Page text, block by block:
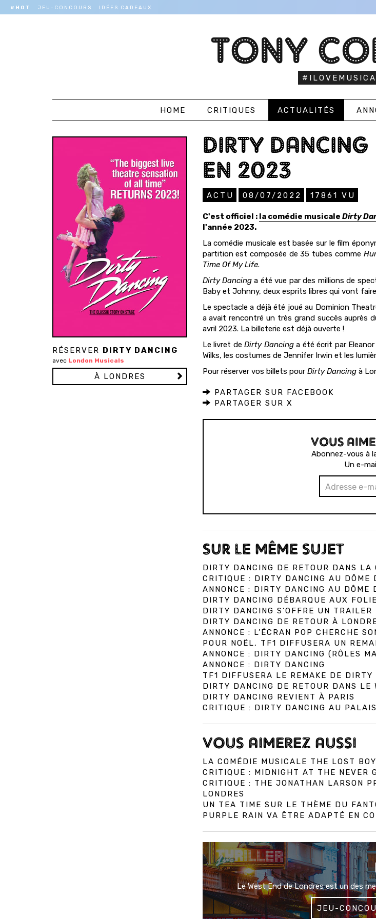
#HOT JEU-CONCOURS IDÉES CADEAUX
TONY
HOME CRITIQUES ACTUALITÉS
RÉSERVER DIRTY DANCING
avec London Musicals
À LONDRES
DIRTY
EN 2023
ACTU 08/07/2022 17861 VU
C'est officiel : la comédie musicale Dirty
l'année 2023.
La comédie musicale est basée sur le film
partition est composée de 35 tubes comme
Time Of My Life.
Dirty Dancinga été vue par des millions de
Baby et Johnny, deux esprits libres qui vont
Le spectacle a déjà été joué au Dominion
a avait rencontré un très grand succès auprès
avril 2023. La billeterie est déjà ouverte !
Le livret de Dirty Dancinga été écrit par
Wilks, les costumes de Jennifer Irwin et les
Pour réserver vos billets pour Dirty Dancingà
PARTAGER SUR FACEBOOK
PARTAGER SUR X
VOUS
Abonnez-vous à
Un e-
SUR LE MÊME SUJET
DIRTY DANCING DE RETOUR DANS
CRITIQUE : DIRTY DANCING AU DÔME
ANNONCE : DIRTY DANCING AU DÔME
DIRTY DANCING DÉBARQUE AUX
DIRTY DANCING S'OFFRE UN TRAILER
DIRTY DANCING DE RETOUR À
ANNONCE : L’ÉCRAN POP CHERCHE
POUR NOËL, TF1 DIFFUSERA UN
ANNONCE : DIRTY DANCING (RÔLES
ANNONCE : DIRTY DANCING
TF1 DIFFUSERA LE REMAKE DE DIRTY
DIRTY DANCING DE RETOUR DANS LE
DIRTY DANCING REVIENT À PARIS
CRITIQUE : DIRTY DANCING AU
VOUS AIMEREZ AUSSI
LA COMÉDIE MUSICALE THE LOST
CRITIQUE : MIDNIGHT AT THE NEVER
CRITIQUE : THE JONATHAN LARSON
LONDRES
UN TEA TIME SUR LE THÈME DU
PURPLE RAIN VA ÊTRE ADAPTÉ EN
Le West End de Londres est un des
JEU-